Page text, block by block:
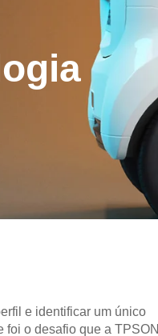
e identificar um único
foi o desafio que a TPSON